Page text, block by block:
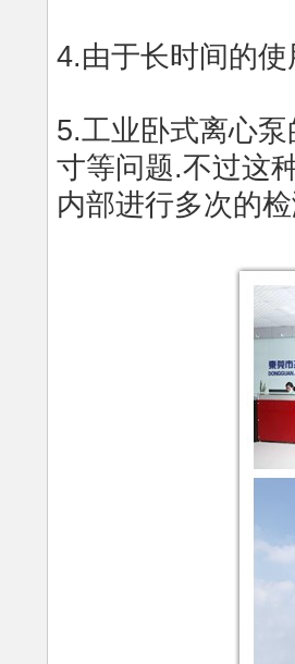
4.由于长时间的
5.工业卧式离心泵
寸等问题.不过这
内部进行多次的